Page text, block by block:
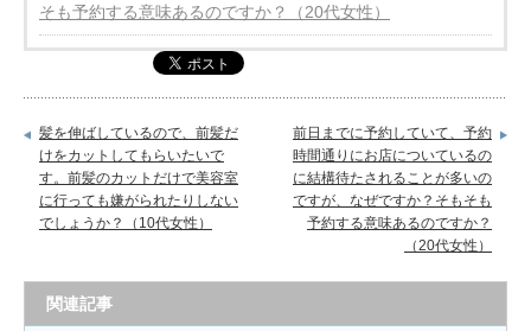
そも予約する意味あるのですか？（20代女性）
髪を伸ばしているので、前髪だ
けをカットしてもらいたいで
す。前髪のカットだけで美容室
に行っても嫌がられたりしない
でしょうか？（10代女性）
前日までに予約していて、予約
時間通りにお店についているの
に結構待たされることが多いの
ですが、なぜですか？そもそも
予約する意味あるのですか？
（20代女性）
関連記事